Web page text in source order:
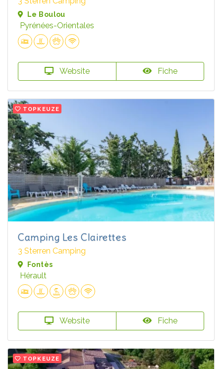
Le Boulou
Pyrénées-Orientales
Website Fiche
TOPKEUZE
Camping Les Clairettes
3 Sterren Camping
Fontès
Hérault
Website Fiche
TOPKEUZE